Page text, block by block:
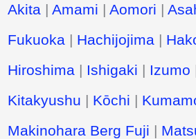
Akita |Amami |Aomori |
Fukuoka | Hachijojima |
Hiroshima | Ishigaki | Izumo
Kitakyushu | Kōchi |
Makinohara Berg Fuji |